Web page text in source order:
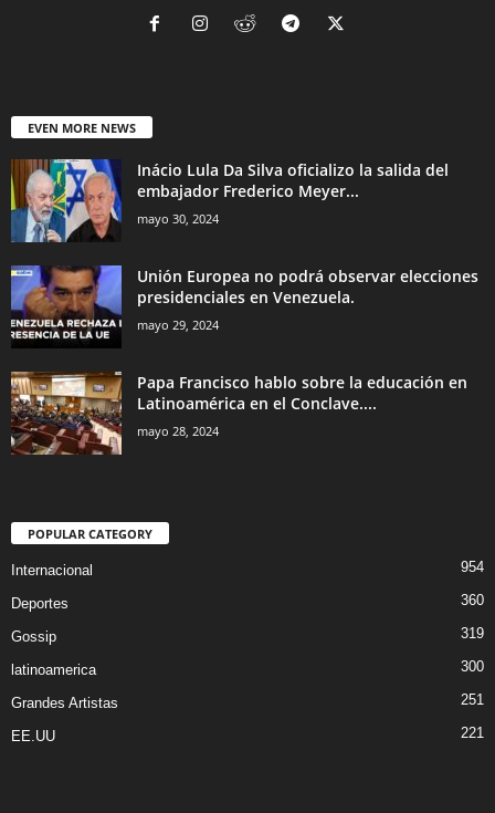
EVEN MORE NEWS
Inácio Lula Da Silva oficializo la salida del
embajador Frederico Meyer...
mayo 30, 2024
Unión Europea no podrá observar elecciones
presidenciales en Venezuela.
mayo 29, 2024
Papa Francisco hablo sobre la educación en
Latinoamérica en el Conclave....
mayo 28, 2024
POPULAR CATEGORY
Internacional 954
Deportes 360
Gossip 319
latinoamerica 300
Grandes Artistas 251
EE.UU 221